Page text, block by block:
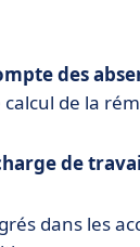
des
de la
de
dans les